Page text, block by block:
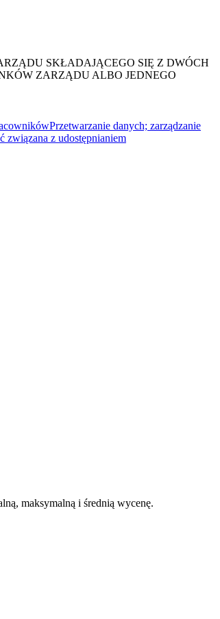
SKŁADAJĄCEGO SIĘ Z DWÓCH
ZARZĄDU ALBO JEDNEGO
Przetwarzanie danych; zarządzanie
związana z udostępnianiem
maksymalną i średnią wycenę.